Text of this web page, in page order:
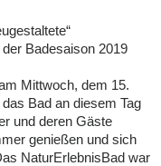
Badesaison 2019
Mittwoch, dem 15.
Bad an diesem Tag
und deren Gäste
genießen und sich
NaturErlebnisBad war